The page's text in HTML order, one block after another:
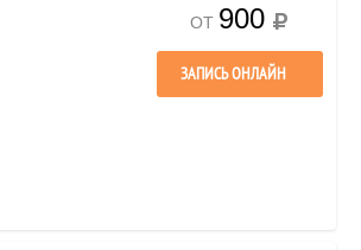
ОТ 900
ЗАПИСЬ ОНЛАЙН